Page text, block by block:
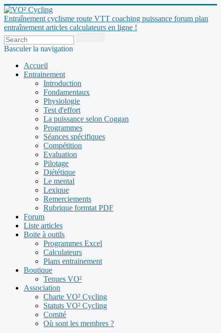
Entraînement cyclisme route VTT coaching puissance forum plan
entraînement articles calculateurs en ligne !
Basculer la navigation
Accueil
Entrainement
Introduction
Fondamentaux
Physiologie
Test d'effort
La puissance selon Coggan
Programmes
Séances spécifiques
Compétition
Evaluation
Pilotage
Diététique
Le mental
Lexique
Remerciements
Rubrique formtat PDF
Forum
Liste articles
Boite à outils
Programmes Excel
Calculateurs
Plans entrainement
Boutique
Tenues VO²
Association
Charte VO² Cycling
Statuts VO² Cycling
Comité
Où sont les membres ?